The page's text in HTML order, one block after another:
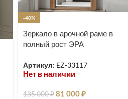
-40%
Зеркало в арочной раме в
полный рост ЭРА
Артикул: EZ-33117
Нет в наличии
135 000₽81 000₽